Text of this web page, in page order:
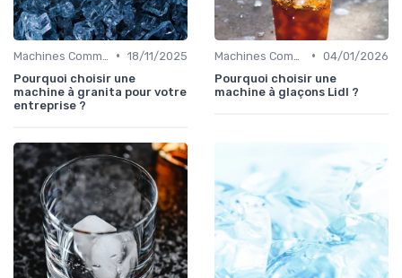
• 18/11/2025
Pourquoi choisir une
machine à granita pour votre
entreprise ?
• 04/01/2026
Pourquoi choisir une
machine à glaçons Lidl ?